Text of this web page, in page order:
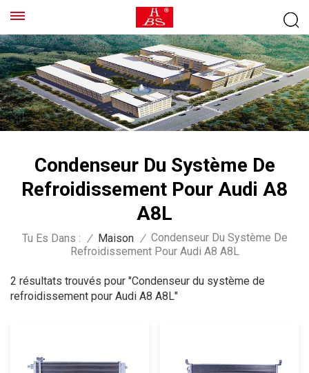
Condenseur Du Système De
Refroidissement Pour Audi A8
A8L
Tu Es Dans : / Maison / Condenseur Du Système De
Refroidissement Pour Audi A8 A8L
2 résultats trouvés pour "Condenseur du système de
refroidissement pour Audi A8 A8L"